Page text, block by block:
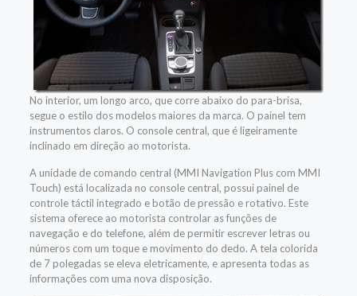
No interior, um longo arco, que corre abaixo do para-brisa,
segue o estilo dos modelos maiores da marca. O painel tem
instrumentos claros. O console central, que é ligeiramente
inclinado em direção ao motorista.
A unidade de comando central (MMI Navigation Plus com MMI
Touch) está localizada no console central, possui painel de
controle táctil integrado e botão de pressão e rotativo. Este
sistema oferece ao motorista controlar as funções de
navegação e do telefone, além de permitir escrever letras ou
números com um toque e movimento do dedo. A tela colorida
de 7 polegadas se eleva eletricamente, e apresenta todas as
informações com uma nova disposição.